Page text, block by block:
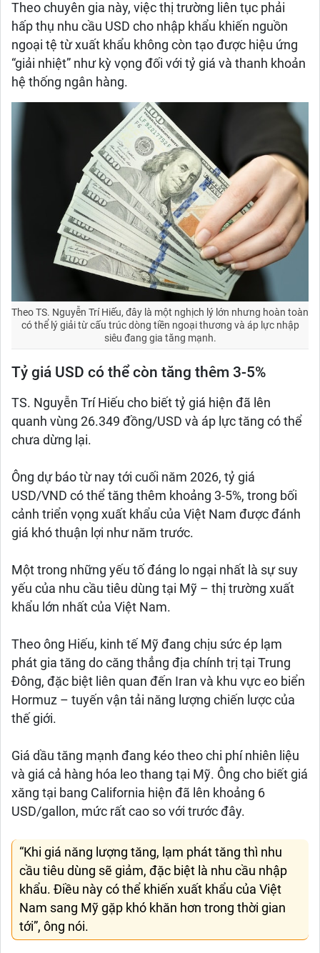
Theo chuyên gia này, việc thị trường liên tục phải
hấp thụ nhu cầu USD cho nhập khẩu khiến nguồn
ngoại tệ từ xuất khẩu không còn tạo được hiệu ứng
“giải nhiệt” như kỳ vọng đối với tỷ giá và thanh khoản
hệ thống ngân hàng.
Theo TS. Nguyễn Trí Hiếu, đây là một nghịch lý lớn nhưng hoàn toàn
có thể lý giải từ cấu trúc dòng tiền ngoại thương và áp lực nhập
siêu đang gia tăng mạnh.
Tỷ giá USD có thể còn tăng thêm 3-5%
TS. Nguyễn Trí Hiếu cho biết tỷ giá hiện đã lên
quanh vùng 26.349 đồng/USD và áp lực tăng có thể
chưa dừng lại.
Ông dự báo từ nay tới cuối năm 2026, tỷ giá
USD/VND có thể tăng thêm khoảng 3-5%, trong bối
cảnh triển vọng xuất khẩu của Việt Nam được đánh
giá khó thuận lợi như năm trước.
Một trong những yếu tố đáng lo ngại nhất là sự suy
yếu của nhu cầu tiêu dùng tại Mỹ – thị trường xuất
khẩu lớn nhất của Việt Nam.
Theo ông Hiếu, kinh tế Mỹ đang chịu sức ép lạm
phát gia tăng do căng thẳng địa chính trị tại Trung
Đông, đặc biệt liên quan đến Iran và khu vực eo biển
Hormuz – tuyến vận tải năng lượng chiến lược của
thế giới.
Giá dầu tăng mạnh đang kéo theo chi phí nhiên liệu
và giá cả hàng hóa leo thang tại Mỹ. Ông cho biết giá
xăng tại bang California hiện đã lên khoảng 6
USD/gallon, mức rất cao so với trước đây.
“Khi giá năng lượng tăng, lạm phát tăng thì nhu
cầu tiêu dùng sẽ giảm, đặc biệt là nhu cầu nhập
khẩu. Điều này có thể khiến xuất khẩu của Việt
Nam sang Mỹ gặp khó khăn hơn trong thời gian
tới”, ông nói.